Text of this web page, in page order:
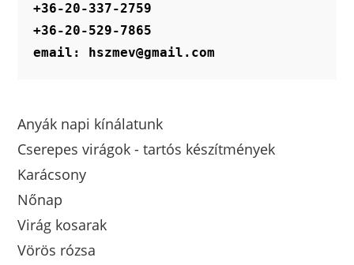
+36-20-337-2759
+36-20-529-7865
email: hszmev@gmail.com
Anyák napi kínálatunk
Cserepes virágok - tartós készítmények
Karácsony
Nőnap
Virág kosarak
Vörös rózsa